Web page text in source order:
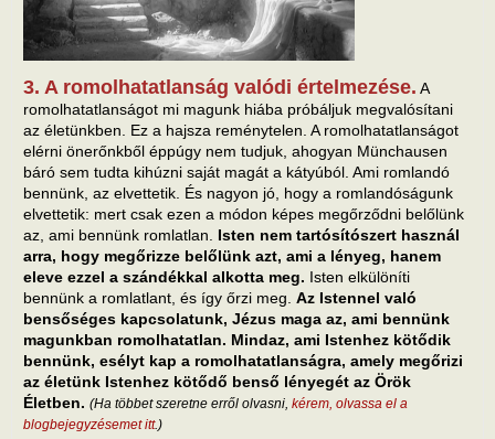
3. A romolhatatlanság valódi értelmezése. A
romolhatatlanságot mi magunk hiába próbáljuk megvalósítani
az életünkben. Ez a hajsza reménytelen. A romolhatatlanságot
elérni önerőnkből éppúgy nem tudjuk, ahogyan Münchausen
báró sem tudta kihúzni saját magát a kátyúból. Ami romlandó
bennünk, az elvettetik. És nagyon jó, hogy a romlandóságunk
elvettetik: mert csak ezen a módon képes megőrződni belőlünk
az, ami bennünk romlatlan. Isten nem tartósítószert használ
arra, hogy megőrizze belőlünk azt, ami a lényeg, hanem
eleve ezzel a szándékkal alkotta meg. Isten elkülöníti
bennünk a romlatlant, és így őrzi meg. Az Istennel való
bensőséges kapcsolatunk, Jézus maga az, ami bennünk
magunkban romolhatatlan. Mindaz, ami Istenhez kötődik
bennünk, esélyt kap a romolhatatlanságra, amely megőrizi
az életünk Istenhez kötődő benső lényegét az Örök
Életben. (Ha többet szeretne erről olvasni, kérem, olvassa el a
blogbejegyzésemet itt.)